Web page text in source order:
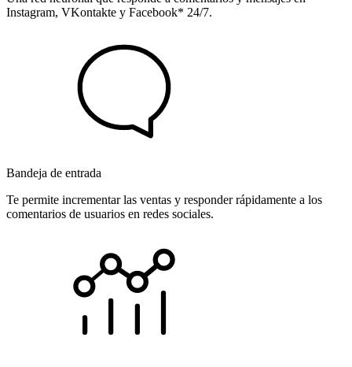
Instagram, VKontakte y Facebook* 24/7.
Bandeja de entrada
Te permite incrementar las ventas y responder rápidamente a los
comentarios de usuarios en redes sociales.